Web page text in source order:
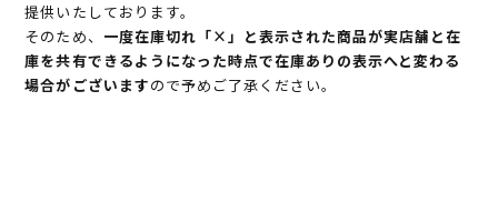
提供いたしております。
そのため、 一度在庫切れ「×」と表示された商品が実店舗と在
庫を共有できるようになった時点で在庫ありの表示へと変わる
場合がございますので予めご了承ください。